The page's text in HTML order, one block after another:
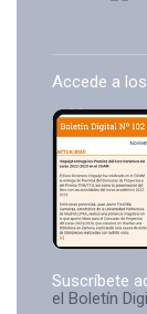
Accede a
Suscríbete
el Boletín